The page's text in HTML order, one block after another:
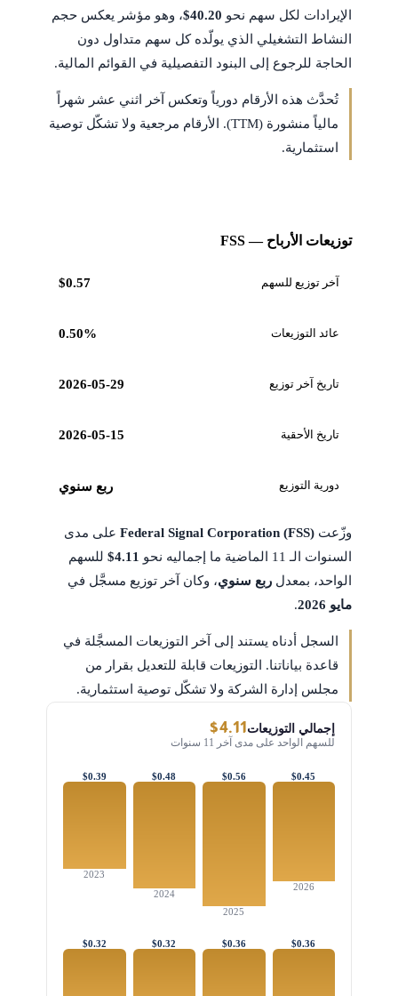
الإيرادات لكل سهم نحو $40.20، وهو مؤشر يعكس حجم
النشاط التشغيلي الذي يولّده كل سهم متداول دون
الحاجة للرجوع إلى البنود التفصيلية في القوائم المالية.
تُحدَّث هذه الأرقام دورياً وتعكس آخر اثني عشر شهراً
مالياً منشورة (TTM). الأرقام مرجعية ولا تشكّل توصية
استثمارية.
توزيعات الأرباح — FSS
آخر توزيع للسهم $0.57
عائد التوزيعات 0.50%
تاريخ آخر توزيع 2026-05-29
تاريخ الأحقية 2026-05-15
دورية التوزيع ربع سنوي
وزّعت Federal Signal Corporation (FSS)على مدى
السنوات الـ 11 الماضية ما إجماليه نحو
$4.11للسهم
الواحد، بمعدل ربع سنوي، وكان آخر توزيع مسجَّل في
مايو 2026
.
السجل أدناه يستند إلى آخر التوزيعات المسجَّلة في
قاعدة بياناتنا. التوزيعات قابلة للتعديل بقرار من
مجلس إدارة الشركة ولا تشكّل توصية استثمارية.
إجمالي التوزيعات$4.11
للسهم الواحد على مدى آخر 11 سنوات
$0.45
2026
$0.56
2025
$0.48
2024
$0.39
2023
$0.36
$0.36
$0.32
$0.32